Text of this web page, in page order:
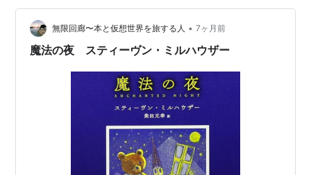
無限回廊〜本と仮想世界を旅する人 • 7ヶ月前
魔法の夜 スティーヴン・ミルハウザー